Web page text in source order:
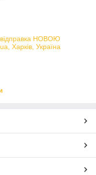
відправка НОВОЮ
Харків, Україна